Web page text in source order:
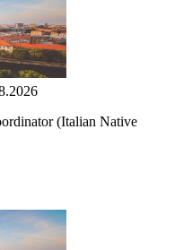
(Italian Native